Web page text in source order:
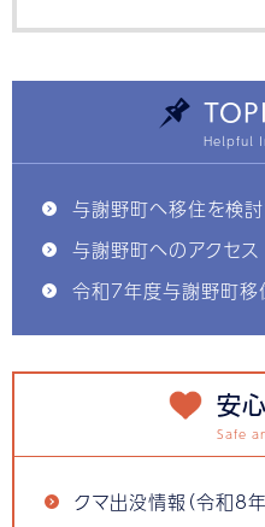
与謝野町へ移住を検
与謝野町へのアクセス
令和7年度与謝野町移
安
クマ出没情報（令和8